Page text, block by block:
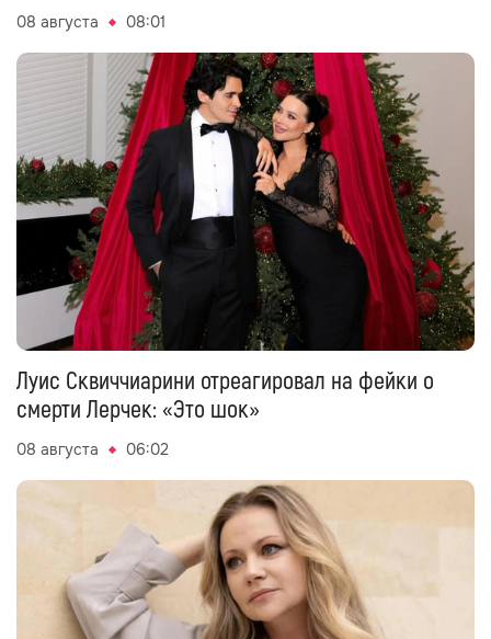
08 августа 08:01
Луис Сквиччиарини отреагировал на фейки о
смерти Лерчек: «Это шок»
08 августа 06:02